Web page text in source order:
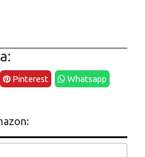
Pinterest Whatsapp